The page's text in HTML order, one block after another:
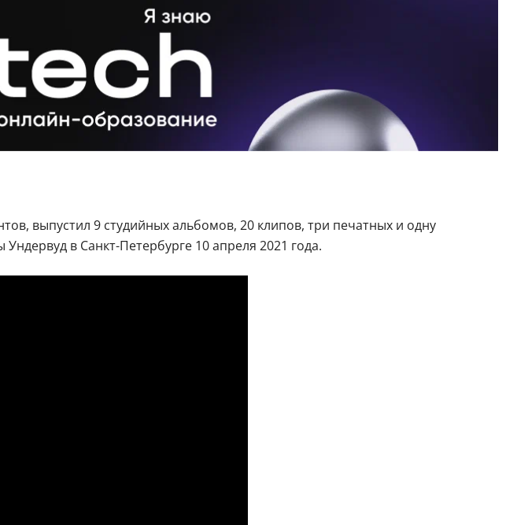
выпустил 9 студийных альбомов, 20 клипов, три печатных и одну
в Санкт-Петербурге 10 апреля 2021 года.